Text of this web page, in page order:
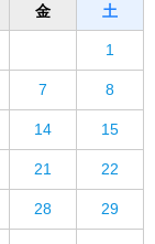
金 土
1
7 8
14 15
21 22
28 29